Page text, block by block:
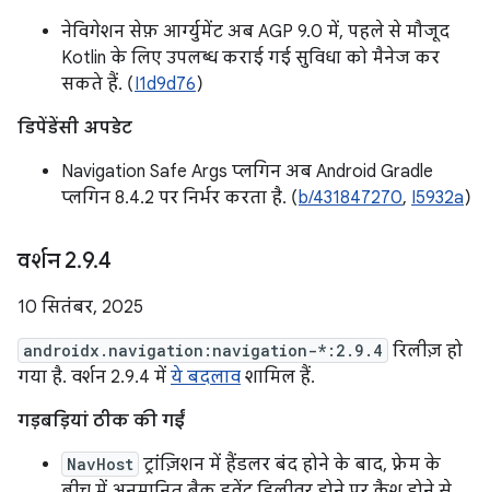
नेविगेशन सेफ़ आर्ग्युमेंट अब AGP 9.0 में, पहले से मौजूद
Kotlin के लिए उपलब्ध कराई गई सुविधा को मैनेज कर
सकते हैं. (I1d9d76)
डिपेंडेंसी अपडेट
Navigation Safe Args प्लगिन अब Android Gradle
प्लगिन 8.4.2 पर निर्भर करता है. (b/431847270, I5932a)
वर्शन 2.9.4
10 सितंबर, 2025
androidx.navigation:navigation-*:2.9.4 रिलीज़ हो
गया है. वर्शन 2.9.4 में ये बदलाव शामिल हैं.
गड़बड़ियां ठीक की गईं
NavHost ट्रांज़िशन में हैंडलर बंद होने के बाद, फ़्रेम के